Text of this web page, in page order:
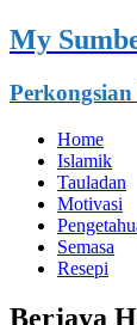
My
Home
Islamik
Tauladan
Motivasi
Semasa
Resepi
Berjaya